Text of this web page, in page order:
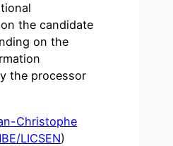
the candidate
on the
the processor
Christophe
LICSEN)